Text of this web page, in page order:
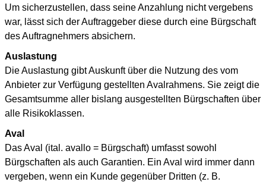
Um sicherzustellen, dass seine Anzahlung nicht vergebens
war, lässt sich der Auftraggeber diese durch eine Bürgschaft
des Auftragnehmers absichern.
Auslastung
Die Auslastung gibt Auskunft über die Nutzung des vom
Anbieter zur Verfügung gestellten Avalrahmens. Sie zeigt die
Gesamtsumme aller bislang ausgestellten Bürgschaften über
alle Risikoklassen.
Aval
Das Aval (ital. avallo = Bürgschaft) umfasst sowohl
Bürgschaften als auch Garantien. Ein Aval wird immer dann
vergeben, wenn ein Kunde gegenüber Dritten (z. B.